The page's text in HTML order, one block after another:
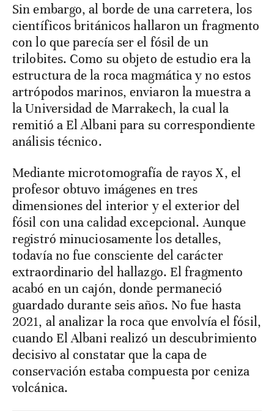
Sin embargo, al borde de una carretera, los
científicos británicos hallaron un fragmento
con lo que parecía ser el fósil de un
trilobites. Como su objeto de estudio era la
estructura de la roca magmática y no estos
artrópodos marinos, enviaron la muestra a
la Universidad de Marrakech, la cual la
remitió a El Albani para su correspondiente
análisis técnico.
Mediante microtomografía de rayos X, el
profesor obtuvo imágenes en tres
dimensiones del interior y el exterior del
fósil con una calidad excepcional. Aunque
registró minuciosamente los detalles,
todavía no fue consciente del carácter
extraordinario del hallazgo. El fragmento
acabó en un cajón, donde permaneció
guardado durante seis años. No fue hasta
2021, al analizar la roca que envolvía el fósil,
cuando El Albani realizó un descubrimiento
decisivo al constatar que la capa de
conservación estaba compuesta por ceniza
volcánica.